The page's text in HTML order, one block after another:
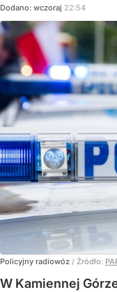
Dodano: wczoraj 22:54
Policyjny radiowóz / Źródło:
W Kamiennej